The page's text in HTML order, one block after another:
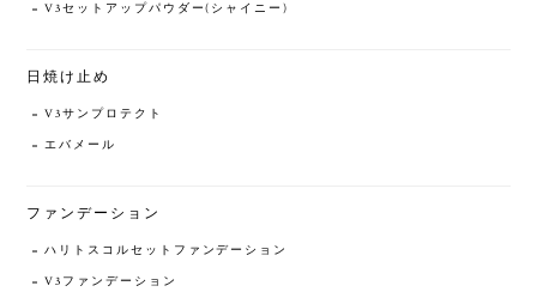
V3セットアップパウダー(シャイニー)
日焼け止め
V3サンプロテクト
エバメール
ファンデーション
ハリトスコルセットファンデーション
V3ファンデーション